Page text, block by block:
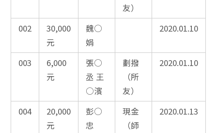
友）
002
30,000
元
魏○
娟
2020.01.10
003
6,000
元
張○
丞 王
○濱
劃撥
（所
友）
2020.01.10
004
20,000
元
彭○
忠
現金
（師
2020.01.13